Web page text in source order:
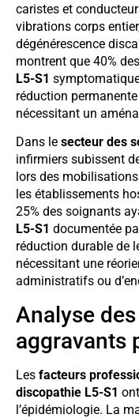
caristes et
vibrations corps
dégénérescence
montrent que 40%
L5-S1
réduction
nécessitant un
Dans le secteur des
infirmiers subissent
lors des
les établissements
25% des soignants
L5-S1 documentée
réduction durable de
nécessitant une
administratifs ou
Analyse
aggravants
Les facteurs
discopathie L5-S1
l’épidémiologie. La